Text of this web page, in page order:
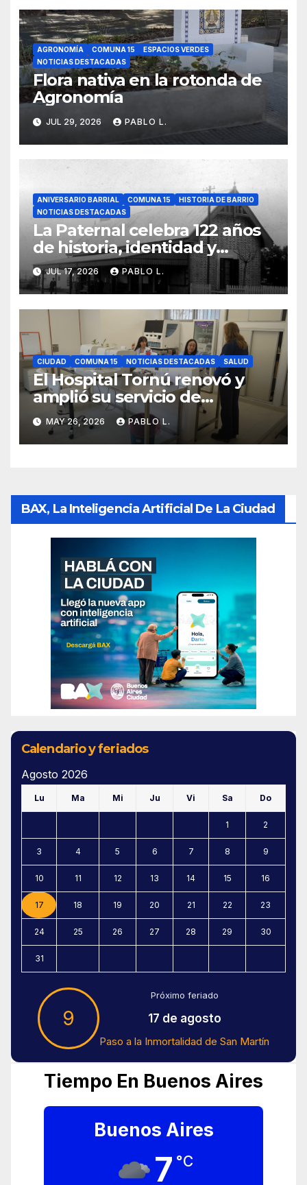
AGRONOMÍA COMUNA 15
ESPACIOS VERDES
NOTICIAS DESTACADAS
Flora nativa en la rotonda de
Agronomía
JUL 29, 2026 PABLO L.
ANIVERSARIO BARRIAL COMUNA 15
HISTORIA DE BARRIO
NOTICIAS DESTACADAS
La Paternal celebra 122 años
de historia, identidad y
memoria barrial
JUL 17, 2026 PABLO L.
CIUDAD COMUNA 15 NOTICIAS DESTACADAS SALUD
El Hospital Tornú renovó y
amplió su servicio de
Anatomía Patológica en
Parque Chas
MAY 26, 2026 PABLO L.
BAX, La Inteligencia Artificial De La Ciudad
Calendario y feriados
Agosto 2026
Lu Ma Mi Ju Vi Sa Do
1 2
3 4 5 6 7 8 9
10 11 12 13 14 15 16
17 18 19 20 21 22 23
24 25 26 27 28 29 30
31
9
Próximo feriado
17 de agosto
Paso a la Inmortalidad de San Martín
Tiempo En Buenos Aires
Buenos Aires
7 °C